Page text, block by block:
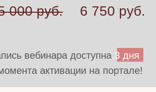
000 руб. 6 750 руб.
вебинара доступна 3 дня
активации на портале!